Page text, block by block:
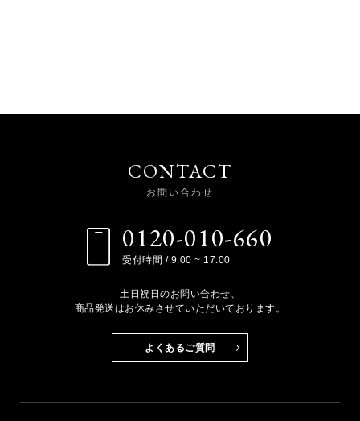
CONTACT
お問い合わせ
0120-010-660
受付時間 / 9:00 ~ 17:00
土日祝日のお問い合わせ、
商品発送はお休みさせていただいております。
よくあるご質問